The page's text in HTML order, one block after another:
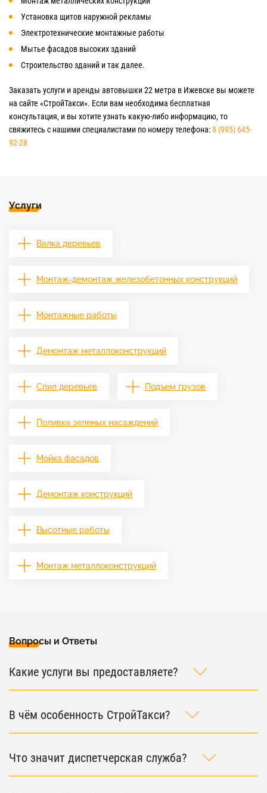
Установка щитов наружной рекламы
Электротехнические монтажные работы
Мытье фасадов высоких зданий
Строительство зданий и так далее.
Заказать услуги и аренды автовышки 22 метра в Ижевске вы можете
на сайте «СтройТакси». Если вам необходима бесплатная
консультация, и вы хотите узнать какую-либо информацию, то
свяжитесь с нашими специалистами по номеру телефона:8 (995) 645-
92-28
Услуги
Валка деревьев
Монтаж-демонтаж железобетонных конструкций
Монтажные работы
Демонтаж металлоконструкций
Спил деревьев Подъем грузов
Поливка зеленых насаждений
Мойка фасадов
Демонтаж конструкций
Высотные работы
Монтаж металлоконструкций
Вопросы и Ответы
Какие услуги вы предоставляете?
В чём особенность СтройТакси?
Что значит диспетчерская служба?